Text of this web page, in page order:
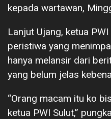
kepada wartawan,
Lanjut Ujang, ketua
peristiwa yang
hanya melansir dari
yang belum jelas
“Orang macam itu ko
ketua PWI Sulut,”